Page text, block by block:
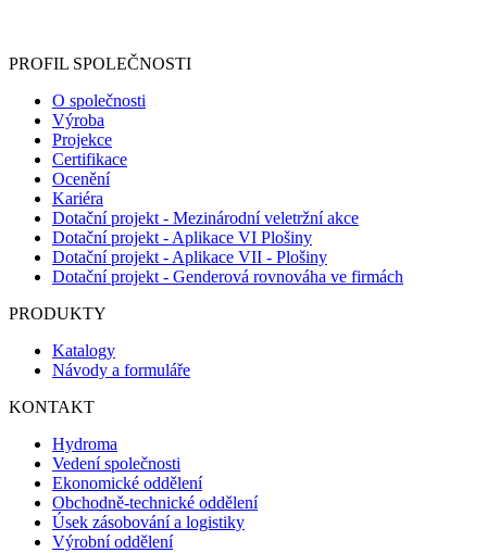
PROFIL SPOLEČNOSTI
O společnosti
Výroba
Projekce
Certifikace
Ocenění
Kariéra
Dotační projekt - Mezinárodní veletržní akce
Dotační projekt - Aplikace VI Plošiny
Dotační projekt - Aplikace VII - Plošiny
Dotační projekt - Genderová rovnováha ve firmách
PRODUKTY
Katalogy
Návody a formuláře
KONTAKT
Hydroma
Vedení společnosti
Ekonomické oddělení
Obchodně-technické oddělení
Úsek zásobování a logistiky
Výrobní oddělení